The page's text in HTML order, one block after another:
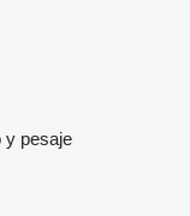
y pesaje